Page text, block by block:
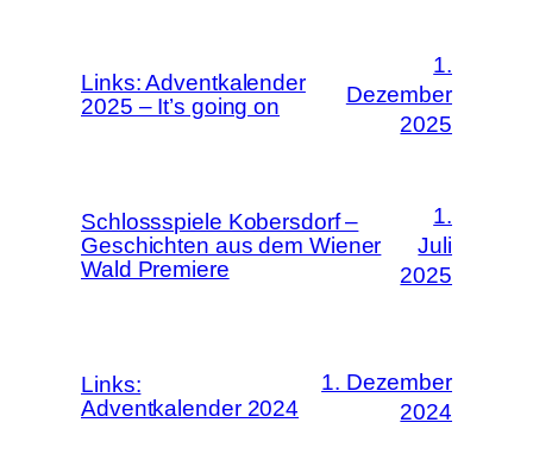
Links: Adventkalender
2025 – It’s going on
1.
Dezember
2025
Schlossspiele Kobersdorf –
Geschichten aus dem Wiener
Wald Premiere
1.
Juli
2025
Links:
Adventkalender 2024
1. Dezember
2024